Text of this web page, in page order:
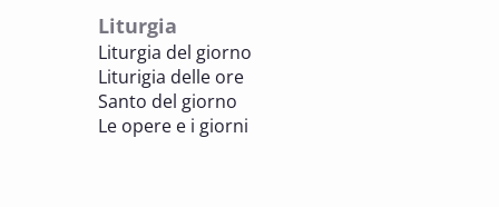
sezione Edilizia di culto
BENI CULTURALI E EDILIZIA DI CULTO
8 OTTOBRE 2025
Incontro online dei Direttori diocesani,
Liturgia
Liturgia del giorno
Liturigia delle ore
Santo del giorno
Le opere e i giorni